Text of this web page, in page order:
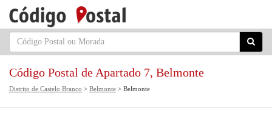
Código Postal de Apartado 7, Belmonte
Distrito de Castelo Branco > Belmonte > Belmonte